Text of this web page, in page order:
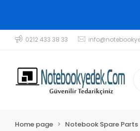
0212 433 38 33
Home page Notebook Spare Parts